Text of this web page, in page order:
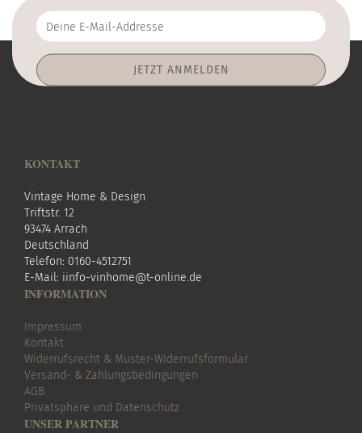
Deine
E-
Addresse
KONTAKT
Vintage Home & Design
Triftstr. 12
93474 Arrach
Deutschland
Telefon: 0160-4512751
E-Mail: iinfo-vinhome@t-online.de
INFORMATION
Impressum
Kontakt
Widerrufsrecht & Muster-Widerrufsformular
Versand- & Zahlungsbedingungen
AGB
Privatsphäre und Datenschutz
UNSER PARTNER